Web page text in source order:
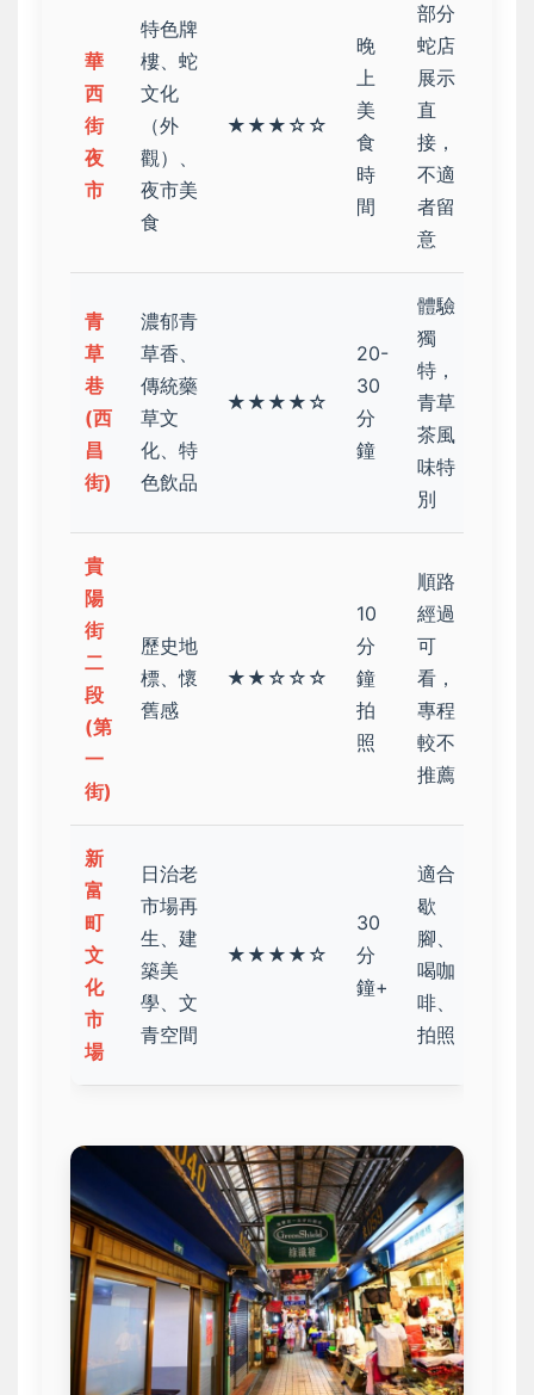
華
西
街
夜
市
特色牌
樓、蛇
文化
（外
觀）、
夜市美
食
★★★☆☆
晚
上
美
食
時
間
部分
蛇店
展示
直
接，
不適
者留
意
青
草
巷
(西
昌
街)
濃郁青
草香、
傳統藥
草文
化、特
色飲品
★★★★☆
20-
30
分
鐘
體驗
獨
特，
青草
茶風
味特
別
貴
陽
街
二
段
(第
一
街)
歷史地
標、懷
舊感
★★☆☆☆
10
分
鐘
拍
照
順路
經過
可
看，
專程
較不
推薦
新
富
町
文
化
市
場
日治老
市場再
生、建
築美
學、文
青空間
★★★★☆
30
分
鐘+
適合
歇
腳、
喝咖
啡、
拍照